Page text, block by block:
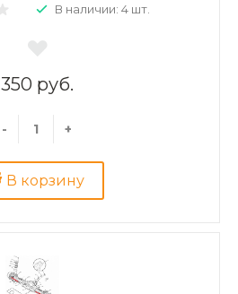
В наличии: 4 шт.
350 руб.
- +
В корзину